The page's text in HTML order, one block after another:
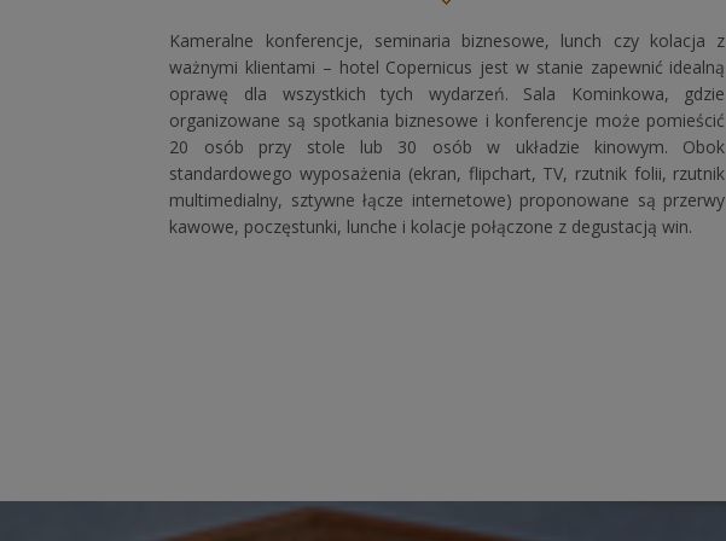
Kameralne konferencje, seminaria biznesowe, lunch czy kolacja z
ważnymi klientami – hotel Copernicus jest w stanie zapewnić idealną
oprawę dla wszystkich tych wydarzeń. Sala Kominkowa, gdzie
organizowane są spotkania biznesowe i konferencje może pomieścić
20 osób przy stole lub 30 osób w układzie kinowym. Obok
standardowego wyposażenia (ekran, flipchart, TV, rzutnik folii, rzutnik
multimedialny, sztywne łącze internetowe) proponowane są przerwy
kawowe, poczęstunki, lunche i kolacje połączone z degustacją win.